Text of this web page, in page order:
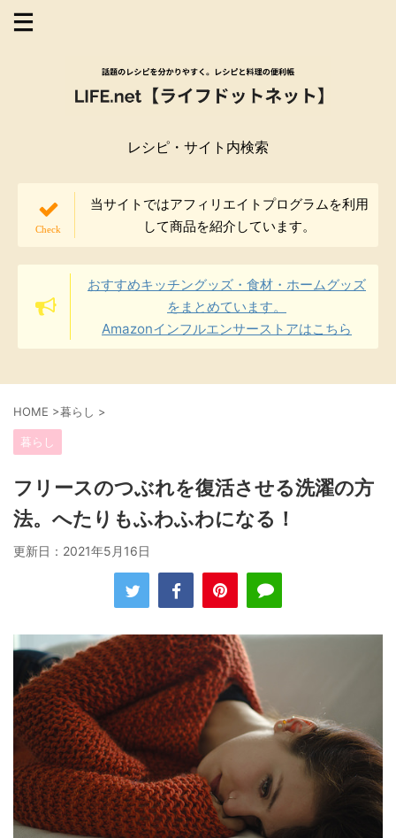
レシピ・サイト内検索
当サイトではアフィリエイトプログラムを利用
して商品を紹介しています。
おすすめキッチングッズ・食材・ホームグッズ
をまとめています。
Amazonインフルエンサーストアはこちら
HOME >暮らし >
暮らし
フリースのつぶれを復活させる洗濯の方
法。へたりもふわふわになる！
更新日： 2021年5月16日